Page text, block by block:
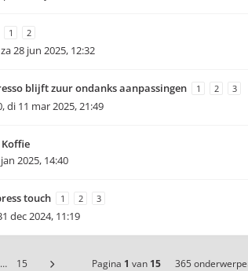
1 2
za 28 jun 2025, 12:32
blijft zuur ondanks aanpassingen 1 2 3
,di 11 mar 2025, 21:49
2025, 14:40
touch 1 2 3
dec 2024, 11:19
… 15 Pagina 1 van 15 365